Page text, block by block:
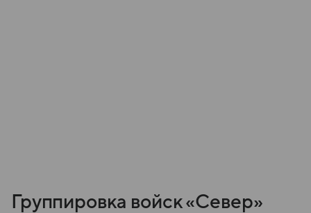
Группировка войск «Север»